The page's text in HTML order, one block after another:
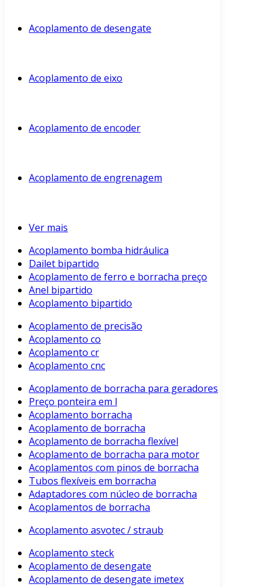
Acoplamento de desengate
Acoplamento de eixo
Acoplamento de encoder
Acoplamento de engrenagem
Ver mais
Acoplamento bomba hidráulica
Dailet bipartido
Acoplamento de ferro e borracha preço
Anel bipartido
Acoplamento bipartido
Acoplamento de precisão
Acoplamento co
Acoplamento cr
Acoplamento cnc
Acoplamento de borracha para geradores
Preço ponteira em l
Acoplamento borracha
Acoplamento de borracha
Acoplamento de borracha flexível
Acoplamento de borracha para motor
Acoplamentos com pinos de borracha
Tubos flexíveis em borracha
Adaptadores com núcleo de borracha
Acoplamentos de borracha
Acoplamento asvotec / straub
Acoplamento steck
Acoplamento de desengate
Acoplamento de desengate imetex